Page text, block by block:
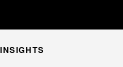
INSIGHTS